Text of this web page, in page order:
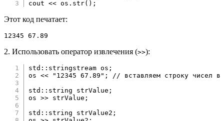
cout << os . str( ) ;
Этот код печатает:
12345 67.89
2. Использовать оператор извлечения (>>):
std :: stringstream os ;
os << "12345 67.89" ;
// вставляем строку чисел в
std :: string strValue ;
os >> strValue ;
std :: string strValue2 ;